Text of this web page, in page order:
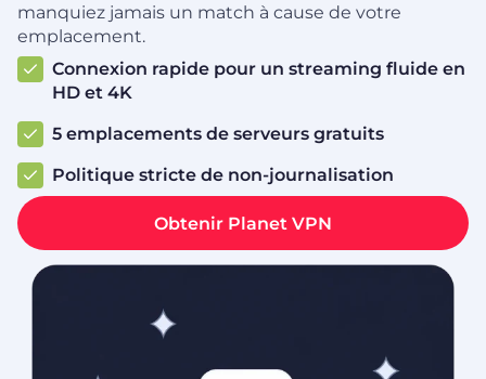
manquiez jamais un match à cause de votre
emplacement.
Connexion rapide pour un streaming fluide en
HD et 4K
5 emplacements de serveurs gratuits
Politique stricte de non-journalisation
Obtenir Planet VPN